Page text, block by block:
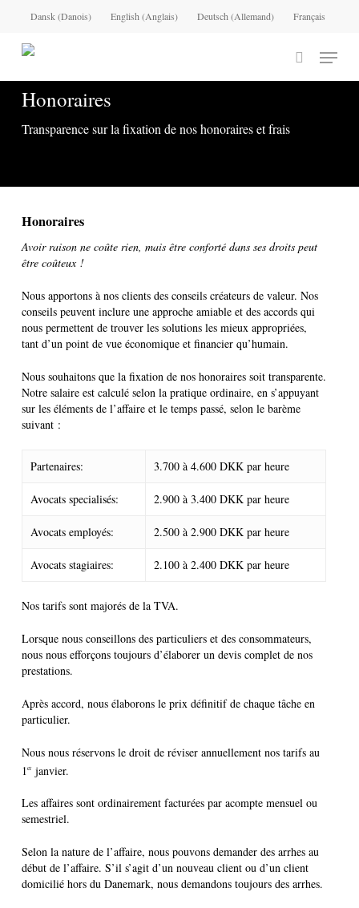
content
Dansk(Danois) English (Anglais) Deutsch (Allemand) Français
Menu
Honoraires
Transparence sur la fixation de nos honoraires et frais
Honoraires
Avoir raison ne coûte rien, mais être conforté dans ses droits peut
être coûteux !
Nous apportons à nos clients des conseils créateurs de valeur. Nos
conseils peuvent inclure une approche amiable et des accords qui
nous permettent de trouver les solutions les mieux appropriées,
tant d’un point de vue économique et financier qu’humain.
Nous souhaitons que la fixation de nos honoraires soit transparente.
Notre salaire est calculé selon la pratique ordinaire, en s’appuyant
sur les éléments de l’affaire et le temps passé, selon le barème
suivant :
Partenaires: 3.700 à 4.600 DKK par heure
Avocats specialisés: 2.900 à 3.400 DKK par heure
Avocats employés: 2.500 à 2.900 DKK par heure
Avocats stagiaires: 2.100 à 2.400 DKK par heure
Nos tarifs sont majorés de la TVA.
Lorsque nous conseillons des particuliers et des consommateurs,
nous nous efforçons toujours d’élaborer un devis complet de nos
prestations.
Après accord, nous élaborons le prix définitif de chaque tâche en
particulier.
Nous nous réservons le droit de réviser annuellement nos tarifs au
1 erjanvier.
Les affaires sont ordinairement facturées par acompte mensuel ou
semestriel.
Selon la nature de l’affaire, nous pouvons demander des arrhes au
début de l’affaire. S’il s’agit d’un nouveau client ou d’un client
domicilié hors du Danemark, nous demandons toujours des arrhes.